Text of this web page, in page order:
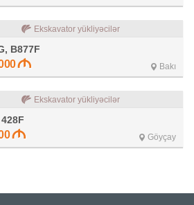
Ekskavator yükliyəcilər
B877F
Bakı
Ekskavator yükliyəcilər
Göyçay